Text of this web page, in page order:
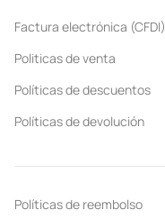
Factura electrónica (CFDI)
Politicas de venta
Políticas de descuentos
Políticas de devolución
Políticas de reembolso